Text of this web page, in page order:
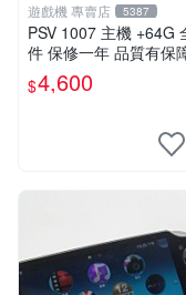
遊戲機 專賣店 5387
PSV 1007 主機 +64G
件 保修一年 品質有保障 psvit
$4,600